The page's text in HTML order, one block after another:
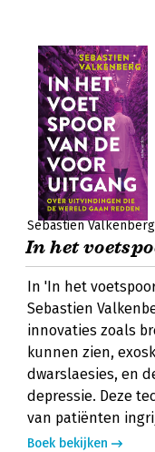
Sebastien Valkenberg
In het
In 'In het
Sebastien
innovaties zoals
kunnen zien,
dwarslaesies, en
depressie. Deze
van patiënten
Boek bekijken